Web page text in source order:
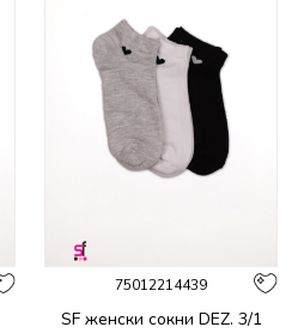
75012214439
SF женски сокни DEZ. 3/1